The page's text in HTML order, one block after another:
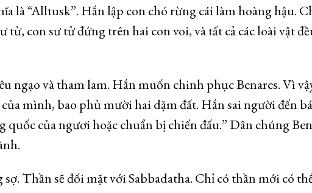
là “Alltusk”. Hắn lập con chó rừng cái làm hoàng hậu.
con sư tử đứng trên hai con voi, và tất cả các loài vật
ngạo và tham lam. Hắn muốn chinh phục Benares. Vì
mình, bao phủ mười hai dặm đất. Hắn sai người đến
quốc của ngươi hoặc chuẩn bị chiến đấu.” Dân chúng
Thần sẽ đối mặt với Sabbadatha. Chỉ có thần mới có